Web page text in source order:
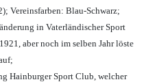
Vereinsfarben: Blau-Schwarz;
in Vaterländischer Sport
aber noch im selben Jahr löste
Hainburger Sport Club, welcher